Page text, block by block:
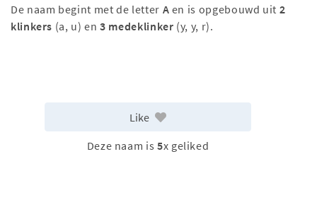
De naam begint met de letter A en is opgebouwd uit 2
klinkers (a, u) en3 medeklinker (y, y, r).
Like
Deze naam is 5x geliked